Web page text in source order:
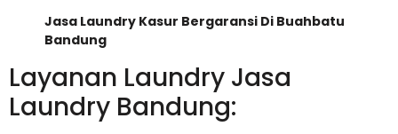
Jasa Laundry Kasur Bergaransi Di Buahbatu
Bandung
Layanan Laundry Jasa
Laundry Bandung: